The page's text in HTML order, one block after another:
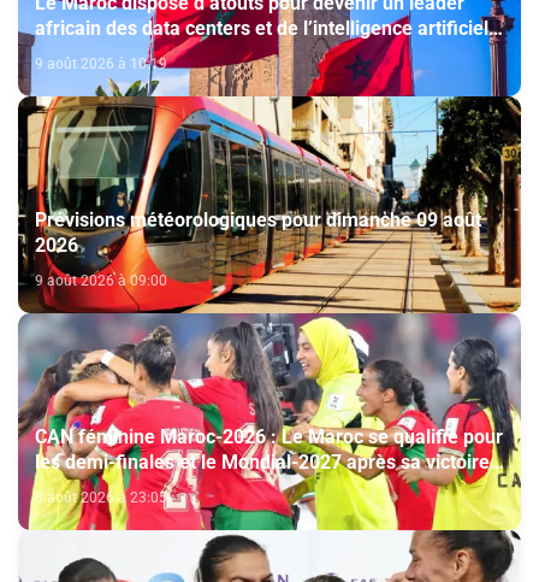
africain des data centers et de l’intelligence artificielle
(The conversation)
9 août 2026 à 10:19
Prévisions météorologiques pour dimanche 09 août
2026
9 août 2026 à 09:00
CAN féminine Maroc-2026 : Le Maroc se qualifie pour
les demi-finales et le Mondial-2027 après sa victoire
face à l’Afrique du Sud (2-1)
8 août 2026 à 23:05